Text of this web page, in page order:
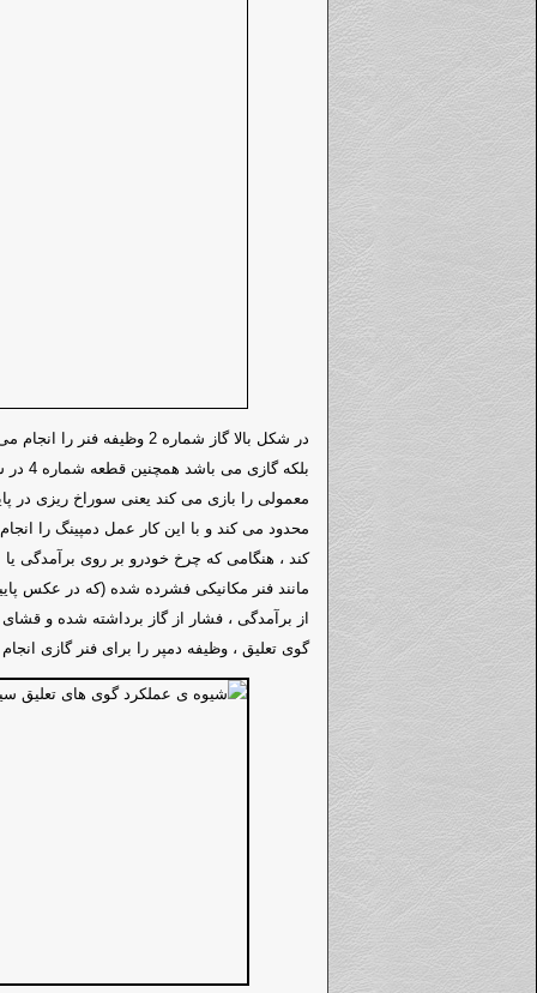
در شکل بالا گاز شماره 2
بلکه
معمولی را بازی می کند یعنی سوراخ ریزی در
کند ، هنگامی که چرخ خودرو بر روی برآمدگی
مانند فنر مکانیکی فشرده شده (که در عکس
از برآمدگی ، فشار از گاز برداشته شده و
گوی تعلیق ، وظیفه دمپر را برای فنر گازی